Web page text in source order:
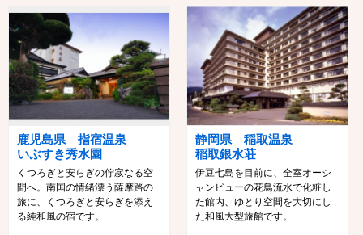
鹿児島県 指宿温泉
いぶすき秀水園
くつろぎと安らぎの佇寂なる空
間へ。南国の情緒漂う薩摩路の
旅に、くつろぎと安らぎを添え
る純和風の宿です。
静岡県 稲取温泉
稲取銀水荘
伊豆七島を目前に、全室オーシ
ャンビューの花鳥流水で化粧し
た館内、ゆとり空間を大切にし
た和風大型旅館です。